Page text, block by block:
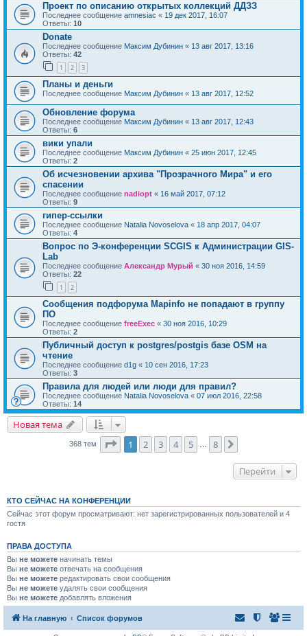
Проект по описанию открытых коллекций ДДЗЗ
Последнее сообщение amnesiac « 19 дек 2017, 16:07
Ответы: 10
Donate
Последнее сообщение Максим Дубинин « 13 авг 2017, 13:16
Ответы: 42
1 2 3
Планы и деньги
Последнее сообщение Максим Дубинин « 13 авг 2017, 12:52
Обновление форума
Последнее сообщение Максим Дубинин « 13 авг 2017, 12:43
Ответы: 6
вики упали
Последнее сообщение Максим Дубинин « 25 июн 2017, 12:45
Ответы: 2
Об исчезновении архива "Прозрачного Мира" и его
спасении
Последнее сообщение nadiopt « 16 май 2017, 07:12
Ответы: 9
гипер-ссылки
Последнее сообщение Natalia Novoselova « 18 апр 2017, 04:07
Ответы: 4
Вопрос по Э-конференции SCGIS к Администрации GIS-
Lab
Последнее сообщение Александр Мурый « 30 ноя 2016, 14:59
Ответы: 22
1 2
Сообщения подфорума Mapinfo не попадают в группу
ПО
Последнее сообщение freeExec « 30 ноя 2016, 10:29
Ответы: 2
Публичный доступ к postgres/postgis базе OSM на
чтение
Последнее сообщение d1g « 10 сен 2016, 17:23
Ответы: 3
Правила для людей или люди для правил?
Последнее сообщение Natalia Novoselova « 07 июл 2016, 22:58
Ответы: 14
Новая тема
368 тем Страница1 из
1 2 3 4 5 8
Перейти
КТО СЕЙЧАС НА КОНФЕРЕНЦИИ
Сейчас этот форум просматривают: нет зарегистрированных пользователей и 4
гостя
ПРАВА ДОСТУПА
Вы не можете начинать темы
Вы не можете отвечать на сообщения
Вы не можете редактировать свои сообщения
Вы не можете удалять свои сообщения
Вы не можете добавлять вложения
На главную Список форумов